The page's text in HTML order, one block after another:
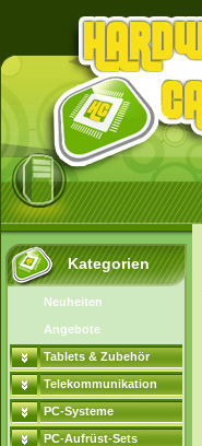
Kategorien
Neuheiten
Angebote
Tablets & Zubehör
Telekommunikation
PC-Systeme
PC-Aufrüst-Sets